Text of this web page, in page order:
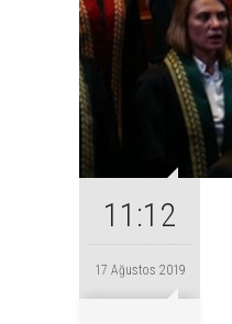
11:12
17 Ağustos 2019